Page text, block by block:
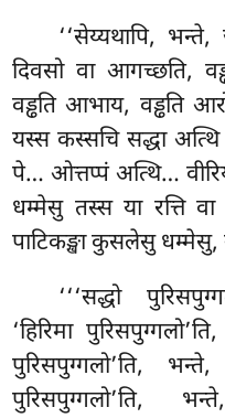
‘‘सेय्यथापि,
दिवसो वा आगच्छति,
वड्ढति आभाय, वड्ढति
यस्स कस्सचि सद्धा
पे… ओत्तप्पं अत्थि…
धम्मेसु तस्स या रत्ति
पाटिकङ्खा कुसलेसु धम्मेसु,
‘‘‘सद्धो
‘हिरिमा
पुरिसपुग्गलो’ति,
पुरिसपुग्गलो’ति,